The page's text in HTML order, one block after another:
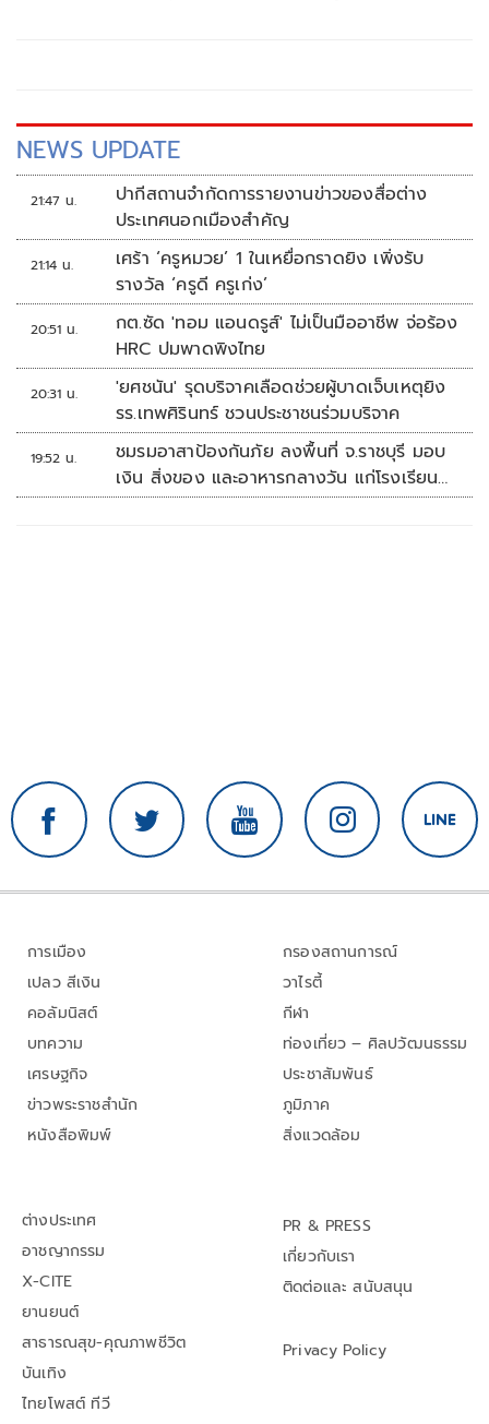
NEWS UPDATE
21:47 น.
ปากีสถานจำกัดการรายงานข่าวของสื่อต่าง
ประเทศนอกเมืองสำคัญ
21:14 น.
เศร้า ‘ครูหมวย’ 1 ในเหยื่อกราดยิง เพิ่งรับ
รางวัล ‘ครูดี ครูเก่ง’
20:51 น.
กต.ซัด 'ทอม แอนดรูส์' ไม่เป็นมืออาชีพ จ่อร้อง
HRC ปมพาดพิงไทย
20:31 น.
'ยศชนัน' รุดบริจาคเลือดช่วยผู้บาดเจ็บเหตุยิง
รร.เทพศิรินทร์ ชวนประชาชนร่วมบริจาค
19:52 น.
ชมรมอาสาป้องกันภัย ลงพื้นที่ จ.ราชบุรี มอบ
เงิน สิ่งของ และอาหารกลางวัน แก่โรงเรียน
บ้านหนองน้ำใส
การเมือง
เปลว สีเงิน
คอลัมนิสต์
บทความ
เศรษฐกิจ
ข่าวพระราชสำนัก
หนังสือพิมพ์
กรองสถานการณ์
วาไรตี้
กีฬา
ท่องเที่ยว – ศิลปวัฒนธรรม
ประชาสัมพันธ์
ภูมิภาค
สิ่งแวดล้อม
ต่างประเทศ
อาชญากรรม
X-CITE
ยานยนต์
สาธารณสุข-คุณภาพชีวิต
บันเทิง
ไทยโพสต์ ทีวี
PR & PRESS
เกี่ยวกับเรา
ติดต่อและ สนับสนุน
Privacy Policy